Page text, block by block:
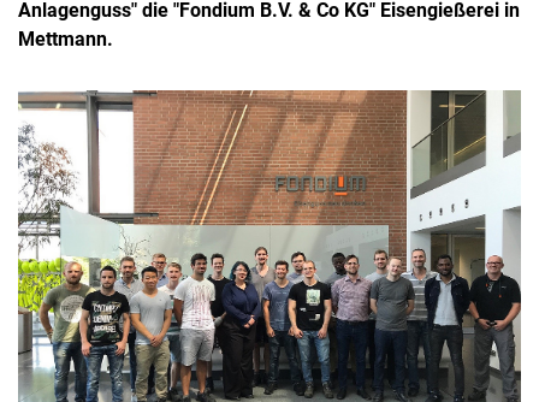
Anlagenguss" die "Fondium B.V. & Co KG" Eisengießerei in
Mettmann.